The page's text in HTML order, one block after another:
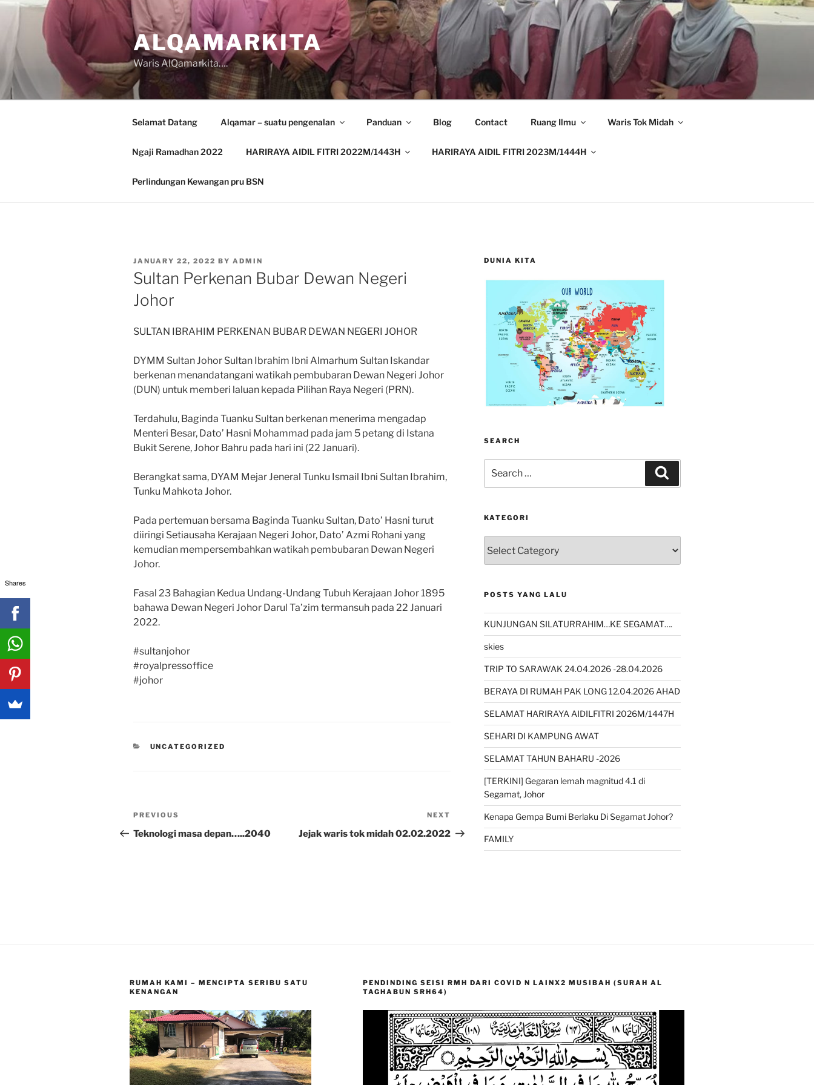
Skip
content
ALQAMARKITA
Waris AlQamarkita….
Selamat Datang Alqamar – suatu pengenalan Panduan Blog Contact Ruang Ilmu Waris Tok Midah
Ngaji Ramadhan 2022 HARIRAYA AIDIL FITRI 2022M/1443H HARIRAYA AIDIL FITRI 2023M/1444H
Perlindungan Kewangan pru BSN
POSTED
ON
JANUARY 22, 2022 BY ADMIN
Sultan Perkenan Bubar Dewan Negeri
Johor
SULTAN IBRAHIM PERKENAN BUBAR DEWAN NEGERI JOHOR
DYMM Sultan Johor Sultan Ibrahim Ibni Almarhum Sultan Iskandar
berkenan menandatangani watikah pembubaran Dewan Negeri Johor
(DUN) untuk memberi laluan kepada Pilihan Raya Negeri (PRN).
Terdahulu, Baginda Tuanku Sultan berkenan menerima mengadap
Menteri Besar, Dato’ Hasni Mohammad pada jam 5 petang di Istana
Bukit Serene, Johor Bahru pada hari ini (22 Januari).
Berangkat sama, DYAM Mejar Jeneral Tunku Ismail Ibni Sultan Ibrahim,
Tunku Mahkota Johor.
Pada pertemuan bersama Baginda Tuanku Sultan, Dato’ Hasni turut
diiringi Setiausaha Kerajaan Negeri Johor, Dato’ Azmi Rohani yang
kemudian mempersembahkan watikah pembubaran Dewan Negeri
Johor.
Fasal 23 Bahagian Kedua Undang-Undang Tubuh Kerajaan Johor 1895
bahawa Dewan Negeri Johor Darul Ta’zim termansuh pada 22 Januari
2022.
#sultanjohor
#royalpressoffice
#johor
CATEGORIES
UNCATEGORIZED
Post
navigation
Previous
Post
PREVIOUS
Teknologi masa depan…..2040
Post
NEXT
Jejak waris tok midah 02.02.2022
DUNIA KITA
SEARCH
for:
KATEGORI
POSTS YANG LALU
KUNJUNGAN SILATURRAHIM…KE SEGAMAT….
skies
TRIP TO SARAWAK 24.04.2026 -28.04.2026
BERAYA DI RUMAH PAK LONG 12.04.2026 AHAD
SELAMAT HARIRAYA AIDILFITRI 2026M/1447H
SEHARI DI KAMPUNG AWAT
SELAMAT TAHUN BAHARU -2026
[TERKINI] Gegaran lemah magnitud 4.1 di
Segamat, Johor
Kenapa Gempa Bumi Berlaku Di Segamat Johor?
FAMILY
RUMAH KAMI – MENCIPTA SERIBU SATU
KENANGAN
PENDINDING SEISI RMH DARI COVID N LAINX2 MUSIBAH (SURAH AL
TAGHABUN SRH64)
Shares